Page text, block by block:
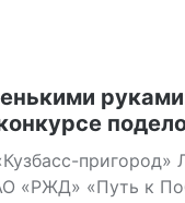
пригород»
«РЖД» «Путь к